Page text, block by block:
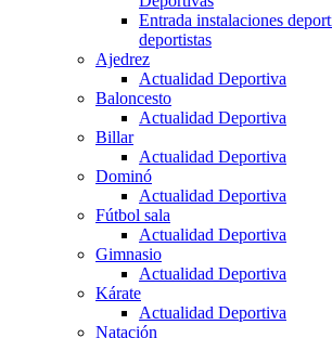
Entrada instalaciones
deportistas
Ajedrez
Actualidad Deportiva
Baloncesto
Actualidad Deportiva
Billar
Actualidad Deportiva
Dominó
Actualidad Deportiva
Fútbol sala
Actualidad Deportiva
Gimnasio
Actualidad Deportiva
Kárate
Actualidad Deportiva
Natación